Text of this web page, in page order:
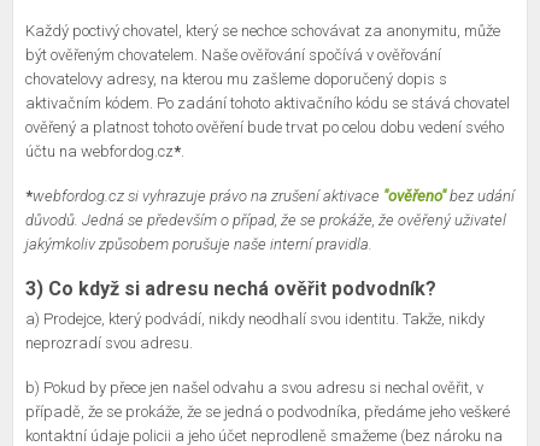
Každý poctivý chovatel, který se nechce schovávat za anonymitu, může
být ověřeným chovatelem. Naše ověřování spočívá v ověřování
chovatelovy adresy, na kterou mu zašleme doporučený dopis s
aktivačním kódem. Po zadání tohoto aktivačního kódu se stává chovatel
ověřený a platnost tohoto ověření bude trvat po celou dobu vedení svého
účtu na webfordog.cz*
*webfordog.cz si vyhrazuje právo na zrušení aktivace "ověřeno"bez udání
důvodů. Jedná se především o případ, že se prokáže, že ověřený uživatel
jakýmkoliv způsobem porušuje naše interní pravidla.
3) Co když si adresu nechá ověřit podvodník?
a) Prodejce, který podvádí, nikdy neodhalí svou identitu. Takže, nikdy
neprozradí svou adresu.
b) Pokud by přece jen našel odvahu a svou adresu si nechal ověřit, v
případě, že se prokáže, že se jedná o podvodníka, předáme jeho veškeré
kontaktní údaje policii a jeho účet neprodleně smažeme (bez nároku na